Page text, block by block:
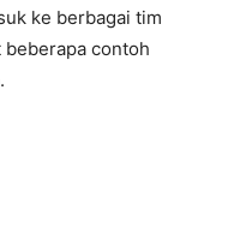
ke berbagai tim
contoh